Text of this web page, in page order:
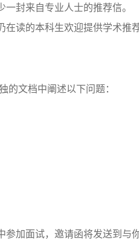
封来自专业人士的推荐信。
读的本科生欢迎提供学术推荐
的文档中阐述以下问题：
加面试，邀请函将发送到